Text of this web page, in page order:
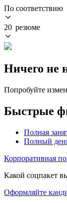
По соответствию
20 резюме
Ничего не
Попробуйте
Быстрые
Полная
Полный
Корпоративная
Какой соцпакет
Оформляйте